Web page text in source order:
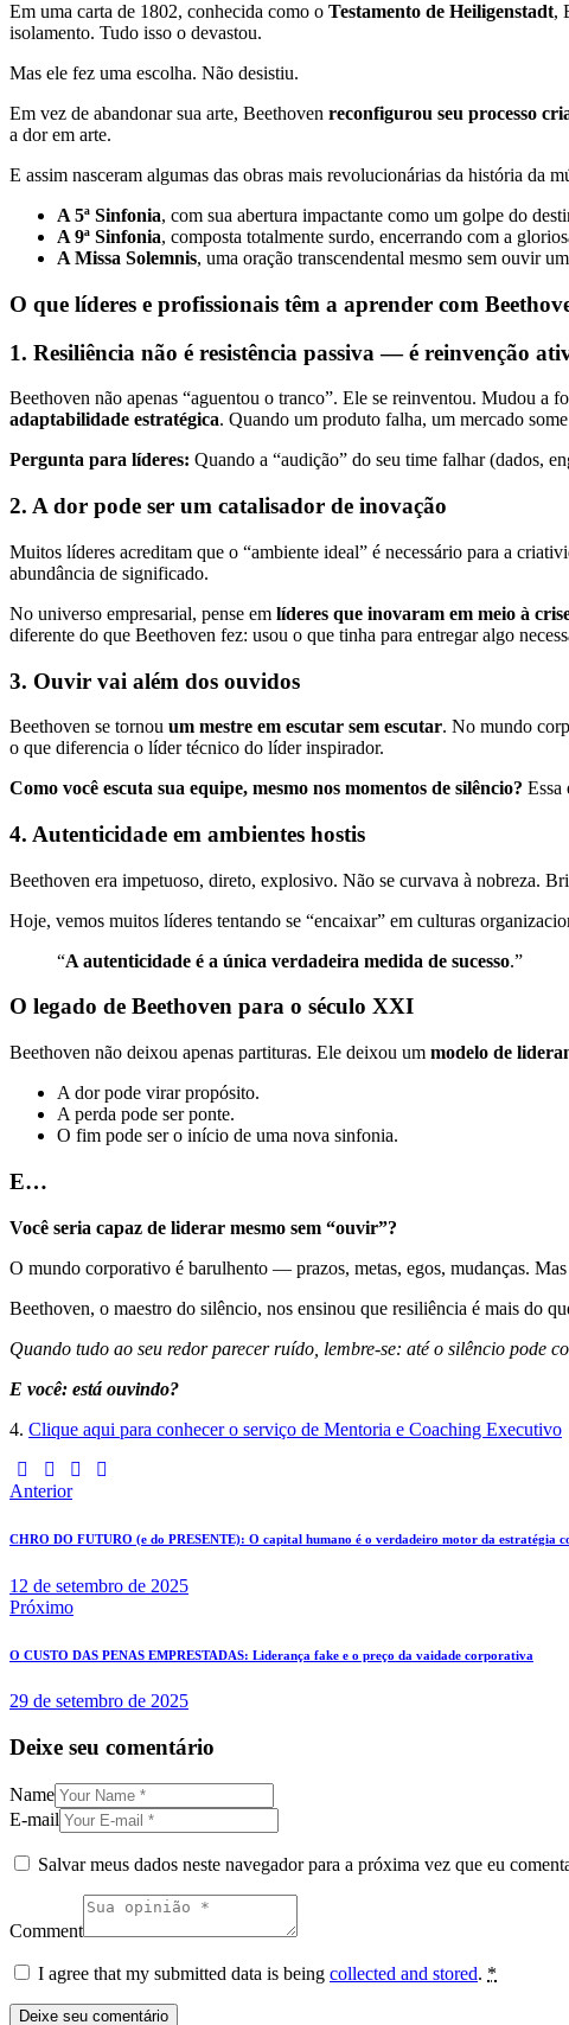
Em uma carta de 1802, conhecida como o Testamento de Heiligenstadt,
isolamento. Tudo isso o devastou.
Mas ele fez uma escolha. Não desistiu.
Em vez de abandonar sua arte, Beethoven reconfigurou seu processo
a dor em arte.
E assim nasceram algumas das obras mais revolucionárias da história da
A 5ª Sinfonia, com sua abertura impactante como um golpe do
A 9ª Sinfonia, composta totalmente surdo, encerrando com a
A Missa Solemnis, uma oração transcendental mesmo sem ouvir
O que líderes e profissionais têm a aprender com
1. Resiliência não é resistência passiva — é reinvenção
Beethoven não apenas “aguentou o tranco”. Ele se reinventou. Mudou a
adaptabilidade estratégica. Quando um produto falha, um mercado
Pergunta para líderes: Quando a “audição” do seu time falhar (dados,
2. A dor pode ser um catalisador de inovação
Muitos líderes acreditam que o “ambiente ideal” é necessário para a
abundância de significado.
No universo empresarial, pense em líderes que inovaram em meio à
diferente do que Beethoven fez: usou o que tinha para entregar algo
3. Ouvir vai além dos ouvidos
Beethoven se tornou um mestre em escutar sem escutar. No mundo
o que diferencia o líder técnico do líder inspirador.
Como você escuta sua equipe, mesmo nos momentos de silêncio? Essa
4. Autenticidade em ambientes hostis
Beethoven era impetuoso, direto, explosivo. Não se curvava à nobreza.
Hoje, vemos muitos líderes tentando se “encaixar” em culturas
“A autenticidade é a única verdadeira medida de sucesso.”
O legado de Beethoven para o século XXI
Beethoven não deixou apenas partituras. Ele deixou um modelo de
A dor pode virar propósito.
A perda pode ser ponte.
O fim pode ser o início de uma nova sinfonia.
E…
Você seria capaz de liderar mesmo sem “ouvir”?
O mundo corporativo é barulhento — prazos, metas, egos, mudanças.
Beethoven, o maestro do silêncio, nos ensinou que resiliência é mais do
Quando tudo ao seu redor parecer ruído, lembre-se: até o silêncio pode
E você: está ouvindo?
4. Clique aqui para conhecer o serviço de Mentoria e Coaching Executivo
Navegação
de
Anterior
CHRO DO FUTURO (e do PRESENTE): O capital humano é o verdadeiro motor da estratégia
12 de setembro de 2025
Próximo
O CUSTO DAS PENAS EMPRESTADAS: Liderança fake e o preço da vaidade corporativa
29 de setembro de 2025
Deixe seu comentário
Name
E-mail
Salvar meus dados neste navegador para a próxima vez que eu
Comment
I agree that my submitted data is being collected and stored. *